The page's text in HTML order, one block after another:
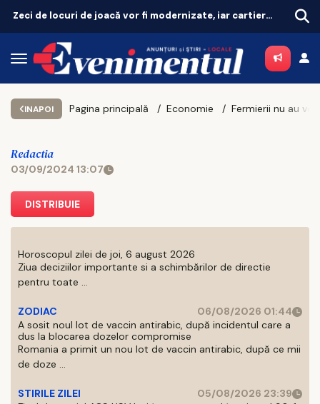
Revoluție în tratarea menopauzei! Terapia hormonală revine, după 25 de ani de controverse
INAPOI Pagina principală Economie
Redactia
03/09/2024 13:07
DISTRIBUIE
Horoscopul zilei de joi, 6 august 2026
Ziua deciziilor importante si a schimbărilor de directie
pentru toate ...
ZODIAC
06/08/2026 01:44
A sosit noul lot de vaccin antirabic, după incidentul care a
dus la blocarea dozelor compromise
Romania a primit un nou lot de vaccin antirabic, după ce mii
de doze ...
STIRILE ZILEI
05/08/2026 23:39